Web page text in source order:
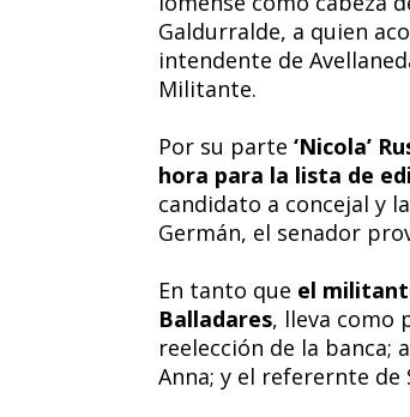
Galdurralde, a quien
intendente de
Militante.
Por su parte ‘Nicola’
hora para la lista de
candidato a concejal y
Germán, el senador
En tanto que el
Balladares, lleva como
reelección de la banca;
Anna; y el referernte de